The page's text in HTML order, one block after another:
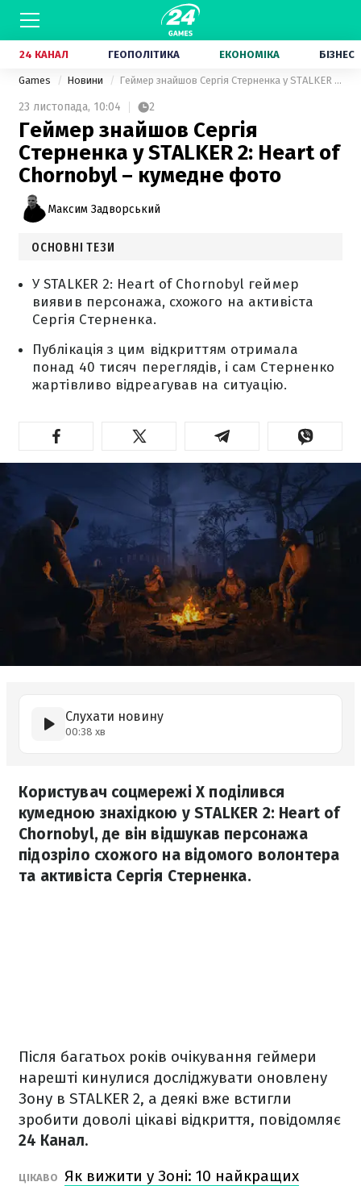
24 КАНАЛ ГЕОПОЛІТИКА ЕКОНОМІКА БІЗНЕС
Games Новини Геймер знайшов Сергія Стерненка у STALKER 2: Heart of Chornobyl – кумедне фото
23 листопада, 10:04 2
Геймер знайшов Сергія
Стерненка у STALKER 2: Heart of
Chornobyl – кумедне фото
Максим Задворський
ОСНОВНІ ТЕЗИ
У STALKER 2: Heart of Chornobyl геймер
виявив персонажа, схожого на активіста
Сергія Стерненка.
Публікація з цим відкриттям отримала
понад 40 тисяч переглядів, і сам Стерненко
жартівливо відреагував на ситуацію.
Слухати новину
00:38 хв
Користувач соцмережі X поділився
кумедною знахідкою у STALKER 2: Heart of
Chornobyl, де він відшукав персонажа
підозріло схожого на відомого волонтера
та активіста Сергія Стерненка.
Після багатьох років очікування геймери
нарешті кинулися досліджувати оновлену
Зону в STALKER 2, а деякі вже встигли
зробити доволі цікаві відкриття, повідомляє
24 Канал.
ЦІКАВО Як вижити у Зоні: 10 найкращих